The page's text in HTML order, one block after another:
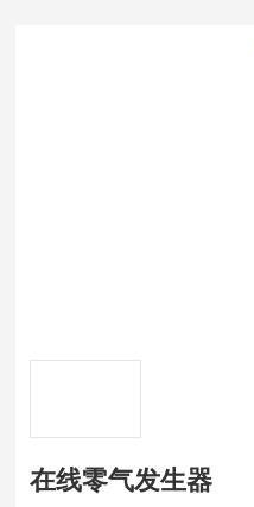
在线零气发生器